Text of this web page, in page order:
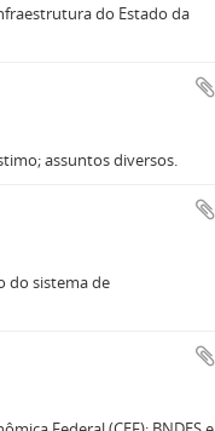
do Estado da
assuntos diversos.
do sistema de